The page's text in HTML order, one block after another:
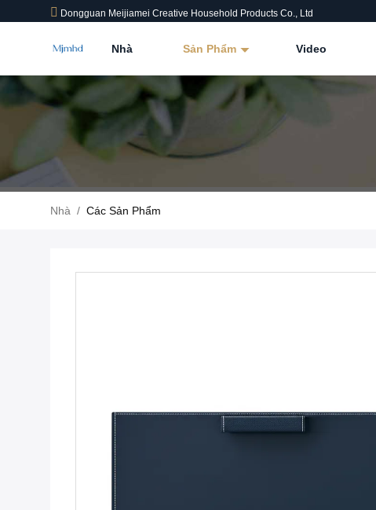
Dongguan Meijiamei Creative Household Products Co., Ltd
Nhà Sản Phẩm Video
Nhà / Các Sản Phẩm